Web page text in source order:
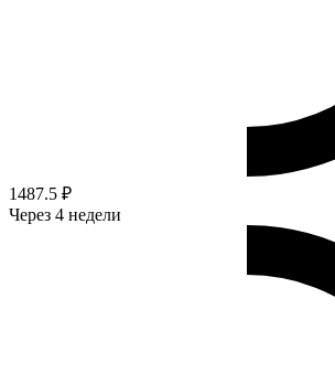
1487.5 ₽
Через 4 недели